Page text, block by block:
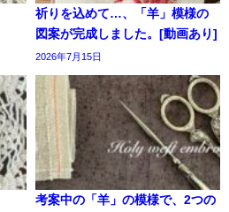
祈りを込めて…、「羊」模様の
図案が完成しました。[動画あり]
2026年7月15日
考案中の「羊」の模様で、2つの